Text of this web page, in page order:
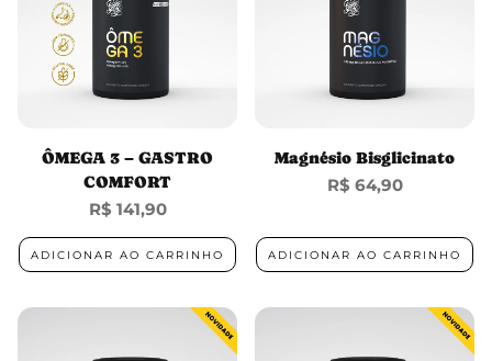
ÔMEGA 3 – GASTRO
COMFORT
Preço
R$ 141,90
ADICIONAR AO CARRINHO
Magnésio Bisglicinato
Preço
R$ 64,90
ADICIONAR AO CARRINHO